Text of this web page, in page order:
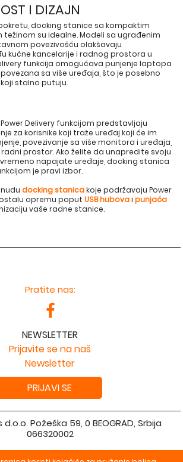
I DIZAJN
docking stanice sa kompaktim
su idealne. Modeli sa ugrađenim
povezivošću olakšavaju
kućne kancelarije i radnog prostora u
funkcija omogućava punjenje laptopa
sa više uređaja, što je posebno
stalno putuju.
Delivery funkcijom predstavljaju
za korisnike koji traže uređaj koji će im
povezivanje sa više monitora i uređaja,
prostor. Ako želite da unapredite svoju
napajate uređaje, docking stanica
je pravi izbor.
docking stanicakoje podržavaju Power
ostalu opremu poputUSB hubovaipunjača
vaše radne stanice.
Pratite nas:
NEWSLETTER
Prijavite se na naš
Newsletter
PRIJAVI SE
Požeška 59, 0 BEOGRAD, Srbija
066320002